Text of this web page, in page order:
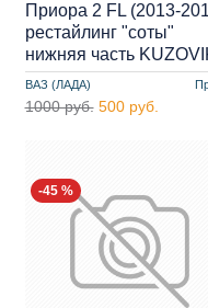
ВАЗ (ЛАДА)
Приора 2 FL (2013-
рестайлинг "соты"
нижняя часть
1000 руб. 500 руб.
-45 %